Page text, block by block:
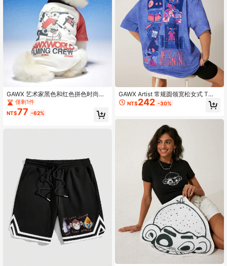
GAWX 艺术家黑色和红色拼色时尚弹
力宠物 T 恤，适合猫和狗，节日
僅剩1件
NT$77 -62%
GAWX Artist 常规圆领宽松女式 T
恤，MORNING 图案 T 恤，适合夏
季、假日、度假、春季、节日、伊比
NT$242 -30%